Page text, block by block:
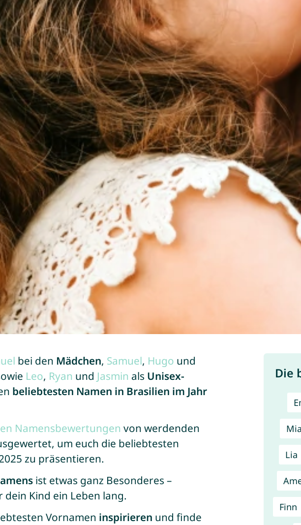
bei den Mädchen, Samuel, Hugo und
Leo, Ryan und Jasmin als Unisex-
beliebtesten Namen in Brasilien im Jahr
Namensbewertungen von werdenden
um euch die beliebtesten
zu präsentieren.
ist etwas ganz Besonderes –
Kind ein Leben lang.
Vornamen inspirieren und finde
Die
Mia
Lia
Finn